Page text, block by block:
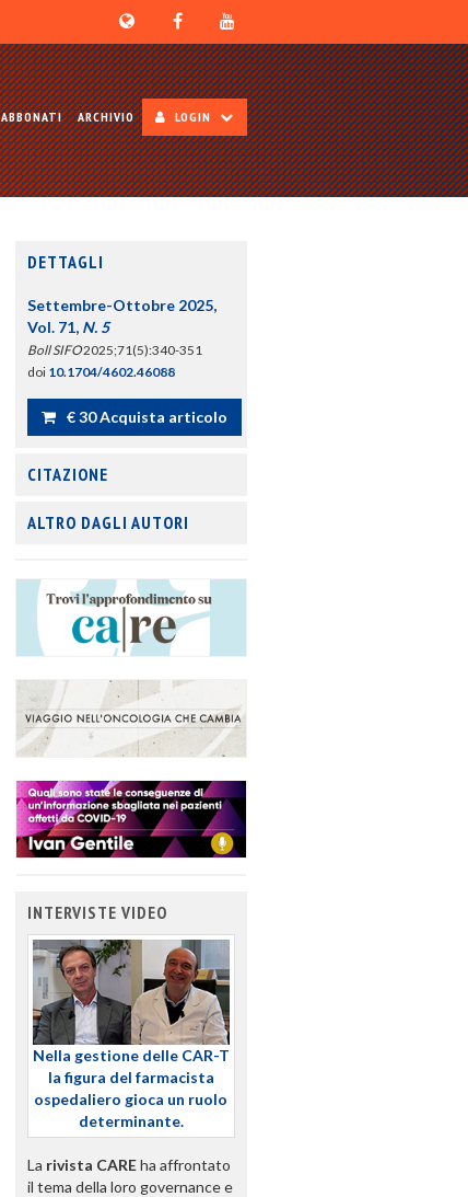
ABBONATI ARCHIVIO LOGIN
DETTAGLI
Settembre-Ottobre 2025,
Vol. 71, N. 5
Boll SIFO2025;71(5):340-351
doi 10.1704/4602.46088
€ 30 Acquista articolo
CITAZIONE
ALTRO DAGLI AUTORI
INTERVISTE VIDEO
Nella gestione delle CAR-T
la figura del farmacista
ospedaliero gioca un ruolo
determinante.
La rivista CAREha affrontato
il tema della loro governance e